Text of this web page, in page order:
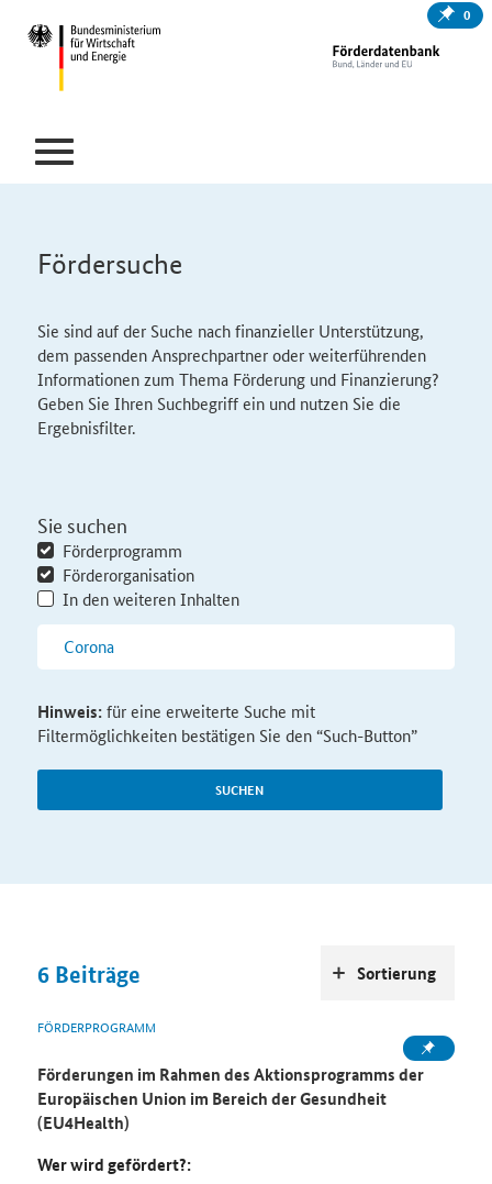
0
Fördersuche
Sie sind auf der Suche nach finanzieller Unterstützung,
dem passenden Ansprechpartner oder weiterführenden
Informationen zum Thema Förderung und Finanzierung?
Geben Sie Ihren Suchbegriff ein und nutzen Sie die
Ergebnisfilter.
Sie suchen
Förderprogramm
Förderorganisation
In den weiteren Inhalten
SUCHEN
Hinweis:für eine erweiterte Suche mit
Filtermöglichkeiten bestätigen Sie den “Such-Button”
6 Beiträge
FÖRDERPROGRAMM
Förderungen im Rahmen des Aktionsprogramms der
Europäischen Union im Bereich der Gesundheit
(EU4Health)
Wer wird gefördert?:
Sortierung